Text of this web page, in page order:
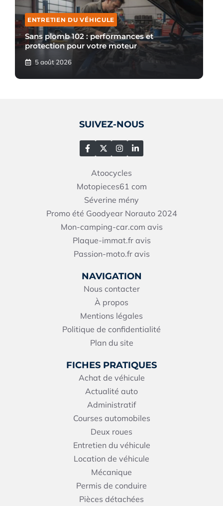
ENTRETIEN DU VÉHICULE
Sans plomb 102 : performances et
protection pour votre moteur
5 août 2026
FICHES PRATIQUES
Achat de véhicule
Actualité auto
Administratif
Courses automobiles
Deux roues
Entretien du véhicule
Location de véhicule
Mécanique
Permis de conduire
Pièces détachées
NAVIGATION
Nous contacter
À propos
Mentions légales
Politique de confidentialité
Plan du site
SUIVEZ-NOUS
Atoocycles
Motopieces61 com
Séverine mény
Promo été Goodyear Norauto 2024
Mon-camping-car.com avis
Plaque-immat.fr avis
Passion-moto.fr avis